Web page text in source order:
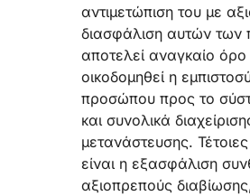
αντιμετώπιση του με
διασφάλιση αυτών
αποτελεί αναγκαίο όρο
οικοδομηθεί η
προσώπου προς το
και συνολικά
μετανάστευσης.
είναι η εξασφάλιση
αξιοπρεπούς